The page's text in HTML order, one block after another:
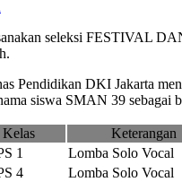
seleksi FESTIVAL
Pendidikan DKI Jakarta
siswa SMAN 39 sebagai
Kelas
Keterangan
1
Lomba Solo Vocal
4
Lomba Solo Vocal